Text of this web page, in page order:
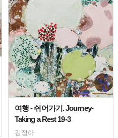
여행 - 쉬어가기. Journey-
Taking a Rest 19-3
김정아